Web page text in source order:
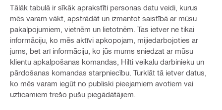
Tālāk tabulā ir sīkāk aprakstīti personas datu veidi, kurus
mēs varam vākt, apstrādāt un izmantot saistībā ar mūsu
pakalpojumiem, vietnēm un lietotnēm. Tas ietver ne tikai
informāciju, ko mēs aktīvi apkopojam, mijiedarbojoties ar
jums, bet arī informāciju, ko jūs mums sniedzat ar mūsu
klientu apkalpošanas komandas, Hilti veikalu darbinieku un
pārdošanas komandas starpniecību. Turklāt tā ietver datus,
ko mēs varam iegūt no publiski pieejamiem avotiem vai
uzticamiem trešo pušu piegādātājiem.